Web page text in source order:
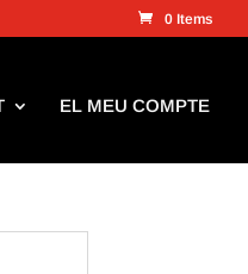
0 Items
EL MEU COMPTE